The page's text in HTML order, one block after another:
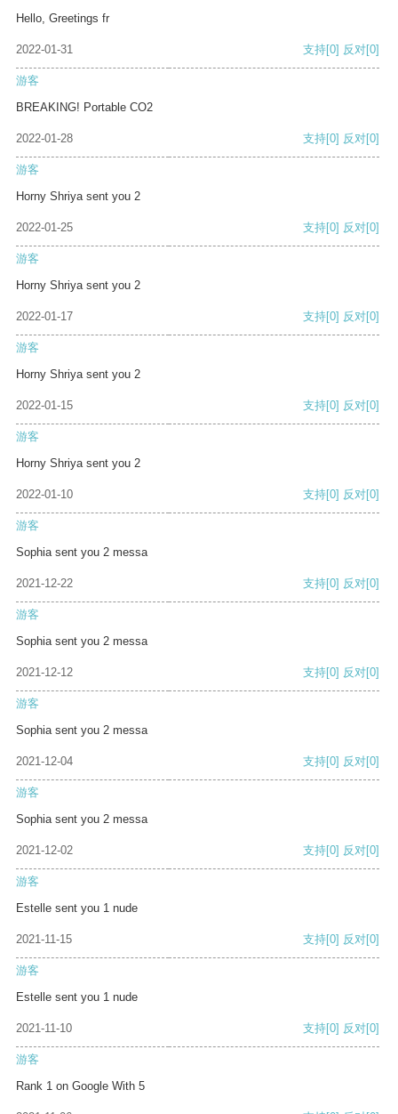
Hello, Greetings fr
2022-01-31 支持[0] 反对[0]
游客
BREAKING! Portable CO2
2022-01-28 支持[0] 反对[0]
游客
Horny Shriya sent you 2
2022-01-25 支持[0] 反对[0]
游客
Horny Shriya sent you 2
2022-01-17 支持[0] 反对[0]
游客
Horny Shriya sent you 2
2022-01-15 支持[0] 反对[0]
游客
Horny Shriya sent you 2
2022-01-10 支持[0] 反对[0]
游客
Sophia sent you 2 messa
2021-12-22 支持[0] 反对[0]
游客
Sophia sent you 2 messa
2021-12-12 支持[0] 反对[0]
游客
Sophia sent you 2 messa
2021-12-04 支持[0] 反对[0]
游客
Sophia sent you 2 messa
2021-12-02 支持[0] 反对[0]
游客
Estelle sent you 1 nude
2021-11-15 支持[0] 反对[0]
游客
Estelle sent you 1 nude
2021-11-10 支持[0] 反对[0]
游客
Rank 1 on Google With 5